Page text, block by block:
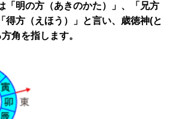
「明の方（あきのかた）」、「兄方
得方（えほう）」と言い、歳徳神(と
角を指します。